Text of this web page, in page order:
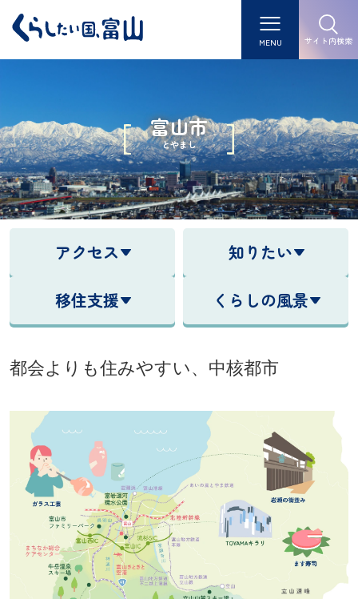
MENU サイト内検索
富山市
とやまし
アクセス 知りたい
移住支援 くらしの風景
都会よりも住みやすい、中核都市